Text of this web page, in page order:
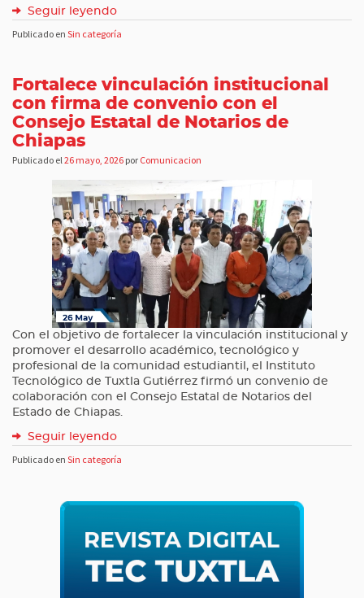
Seguir leyendo
Publicado en Sin categoría
Fortalece vinculación institucional
con firma de convenio con el
Consejo Estatal de Notarios de
Chiapas
Publicado el26 mayo, 2026 por Comunicacion
Con el objetivo de fortalecer la vinculación institucional y
promover el desarrollo académico, tecnológico y
profesional de la comunidad estudiantil, el Instituto
Tecnológico de Tuxtla Gutiérrez firmó un convenio de
colaboración con el Consejo Estatal de Notarios del
Estado de Chiapas.
Seguir leyendo
Publicado en Sin categoría